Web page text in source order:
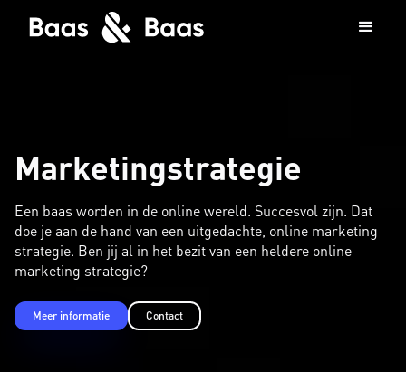
Marketingstrategie
Een baas worden in de online wereld. Succesvol zijn. Dat
doe je aan de hand van een uitgedachte, online marketing
strategie. Ben jij al in het bezit van een heldere online
marketing strategie?
Meer informatie Contact